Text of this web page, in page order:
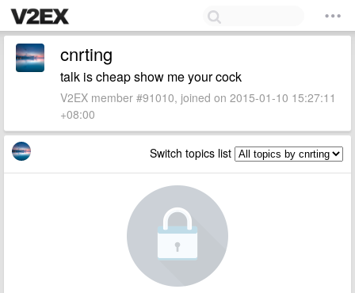
cnrting
talk is cheap show me your cock
V2EX member #91010, joined on 2015-01-10 15:27:11
+08:00
Switch topics list